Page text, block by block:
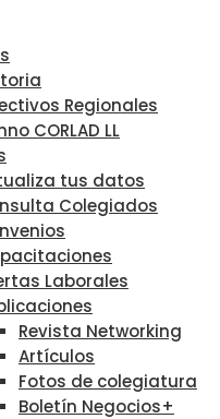
Regionales
CORLAD LL
tus datos
Colegiados
Laborales
Revista Networking
Artículos
Fotos de colegiatura
Boletín Negocios+